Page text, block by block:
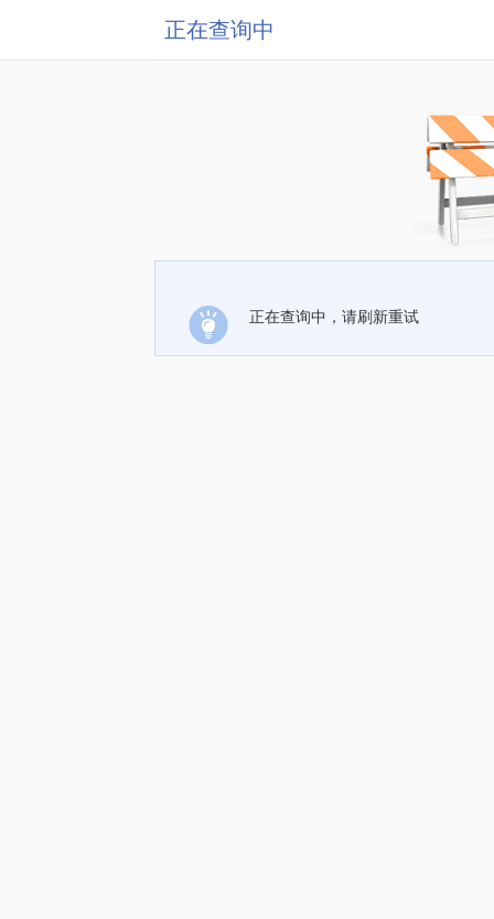
正在查询中
正在查询中，请刷新重试